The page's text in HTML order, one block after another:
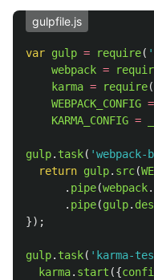
gulpfile.js
var gulp = require( '
webpack =
karma = require(
WEBPACK_CONFIG =
KARMA_CONFIG =
gulp. task( '
return gulp. src(
. pipe(webpack.
. pipe(gulp.
});
gulp. task( ' karma-
karma. start ({